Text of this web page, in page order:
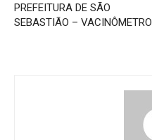
PREFEITURA DE SÃO
SEBASTIÃO – VACINÔMETRO